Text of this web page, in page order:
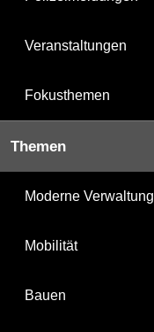
Veranstaltungen
Fokusthemen
Themen
Moderne Verwaltung
Mobilität
Bauen